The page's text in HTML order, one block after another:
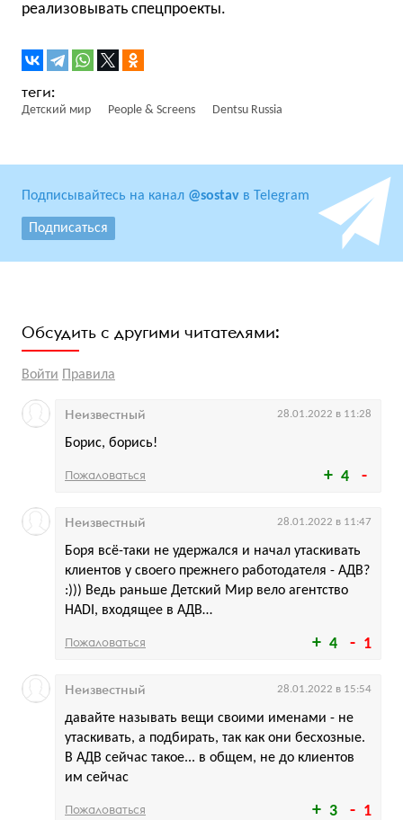
реализовывать спецпроекты.
Детский мир People & Screens Dentsu Russia
Подписывайтесь на канал @sostav в Telegram
Подписаться
Обсудить с другими читателями:
Войти Правила
4
Борис, борись!
Неизвестный 28.01.2022 в 11:28
Пожаловаться
4 1
Боря всё-таки не удержался и начал утаскивать
клиентов у своего прежнего работодателя - АДВ?
:))) Ведь раньше Детский Мир вело агентство
HADI, входящее в АДВ…
Неизвестный 28.01.2022 в 11:47
Пожаловаться
3 1
давайте называть вещи своими именами - не
утаскивать, а подбирать, так как они бесхозные.
В АДВ сейчас такое... в общем, не до клиентов
им сейчас
Неизвестный 28.01.2022 в 15:54
Пожаловаться